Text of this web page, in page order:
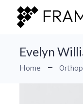
Evelyn
Home